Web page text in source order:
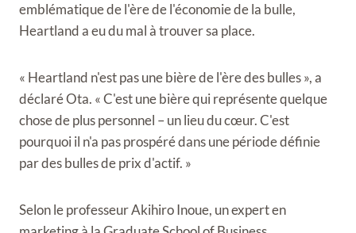
emblématique de l'ère de l'économie de la bulle,
Heartland a eu du mal à trouver sa place.
« Heartland n'est pas une bière de l'ère des bulles », a
déclaré Ota. « C'est une bière qui représente quelque
chose de plus personnel – un lieu du cœur. C'est
pourquoi il n'a pas prospéré dans une période définie
par des bulles de prix d'actif. »
Selon le professeur Akihiro Inoue, un expert en